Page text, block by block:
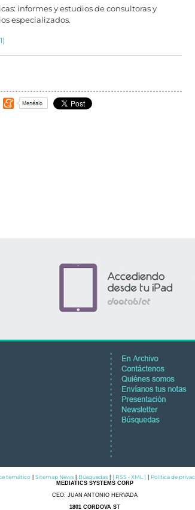
informes y estudios de consultoras y
especializados.
1)
temático Sitemap News Búsquedas [ RSS - XML ] Política de
MEDIATICS SYSTEMS CORP
CEO: JUAN ANTONIO HERVADA
1801 CORDOVA ST